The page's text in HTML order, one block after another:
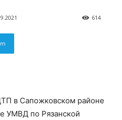
614
в Сапожковском районе
УМВД по Рязанской